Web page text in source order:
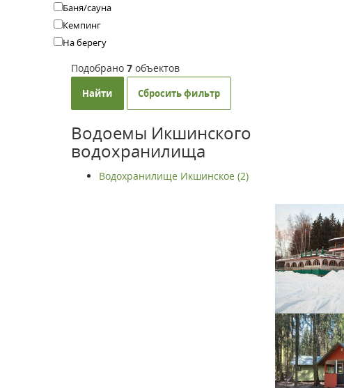
Баня/сауна
Кемпинг
На берегу
Подобрано 7 объектов
Найти Сбросить фильтр
Водоемы Икшинского
водохранилища
Водохранилище Икшинское (2)